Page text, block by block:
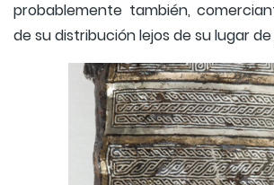
probablemente también,
de su distribución lejos de su lugar